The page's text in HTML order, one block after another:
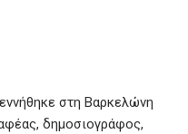
στη Βαρκελώνη
δημοσιογράφος,